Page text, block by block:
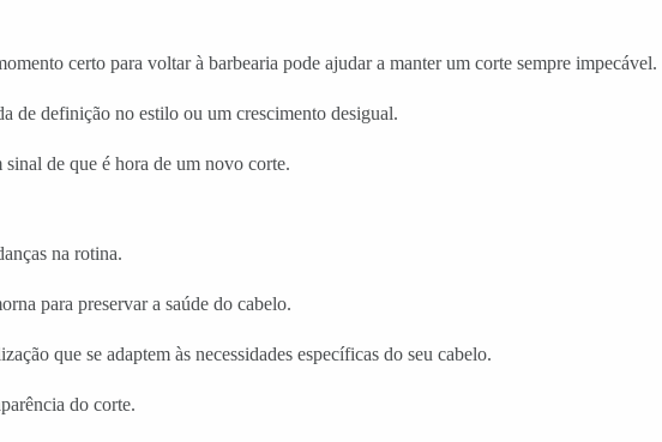
certo para voltar à barbearia pode ajudar a manter um corte sempre impecável.
de definição no estilo ou um crescimento desigual.
de que é hora de um novo corte.
na rotina.
para preservar a saúde do cabelo.
que se adaptem às necessidades específicas do seu cabelo.
do corte.